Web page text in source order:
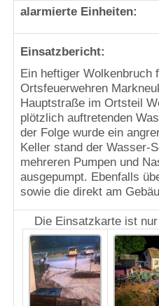
alarmierte Einheiten:
Einsatzbericht:
Ein heftiger Wolkenbruch
Ortsfeuerwehren
Hauptstraße im Ortsteil
plötzlich auftretenden
der Folge wurde ein
Keller stand der
mehreren Pumpen und
ausgepumpt. Ebenfalls
sowie die direkt am
Die Einsatzkarte ist